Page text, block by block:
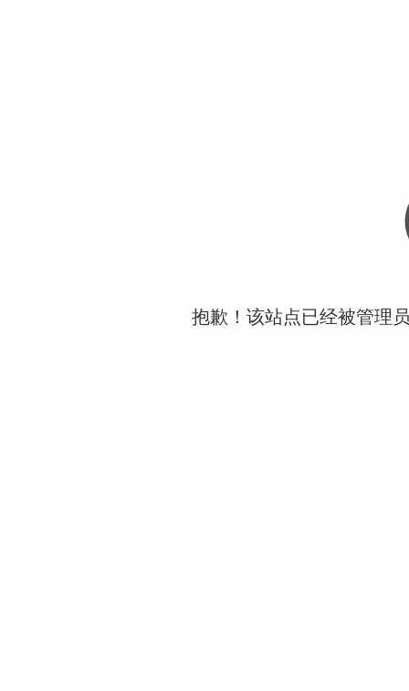
抱歉！该站点已经被管理